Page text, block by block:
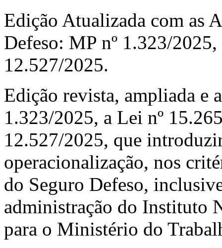
Edição Atualizada com as
Defeso: MP nº 1.323/
12.527/2025.
Edição revista, ampliada e
1.323/2025, a Lei nº
12.527/2025, que
operacionalização, nos
do Seguro Defeso,
administração do Instituto
para o Ministério do